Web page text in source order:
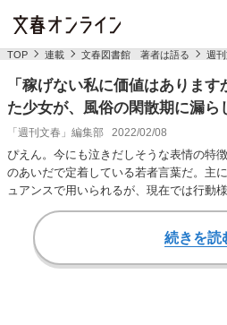
TOP 連載 文春図書館 著者は語る 週
「稼げない私に価値はありま
た少女が、風俗の閑散期に漏ら
「週刊文春」編集部 2022/02/08
ぴえん。今にも泣きだしそうな表情の特
のあいだで定着している若者言葉だ。主
ュアンスで用いられるが、現在では行動
もなっている…
続きを読